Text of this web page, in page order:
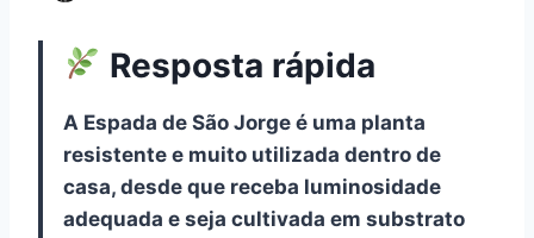
Resposta rápida
A Espada de São Jorge é uma planta
resistente e muito utilizada dentro de
casa, desde que receba luminosidade
adequada e seja cultivada em substrato